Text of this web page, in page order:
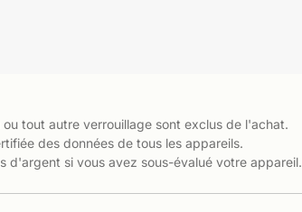
tout autre verrouillage sont exclus de l'achat.
des données de tous les appareils.
d'argent si vous avez sous-évalué votre appareil.